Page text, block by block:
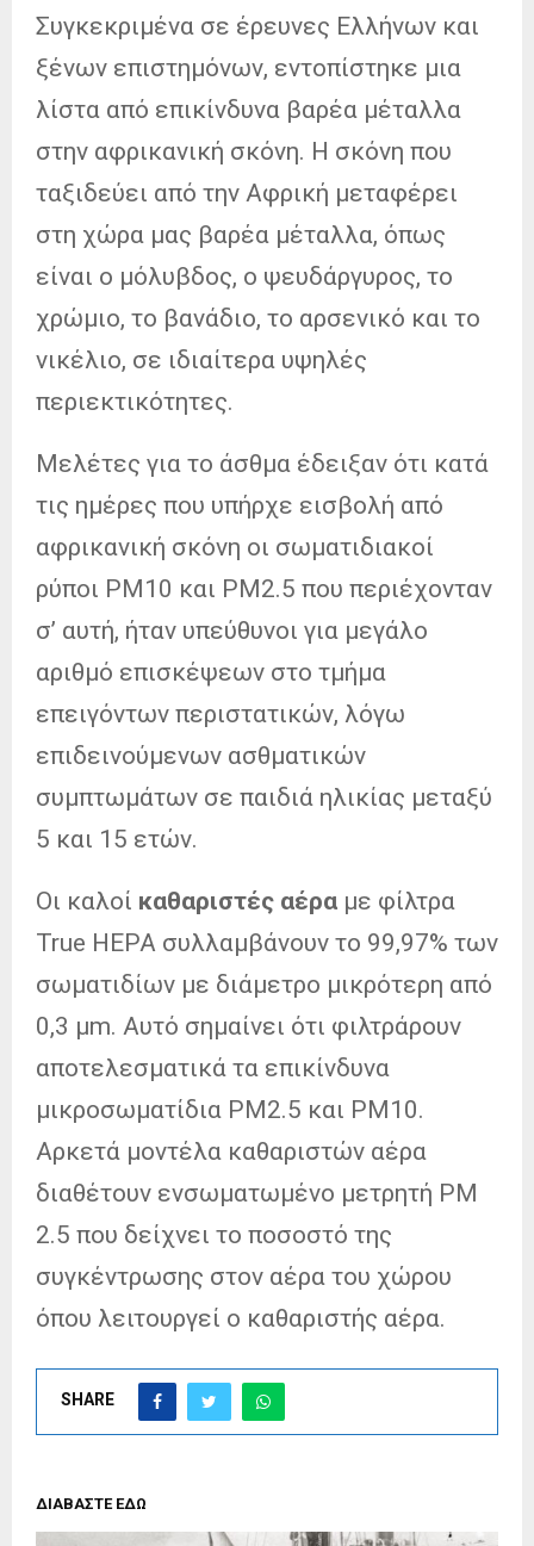
Συγκεκριμένα σε έρευνες Ελλήνων και
ξένων επιστημόνων, εντοπίστηκε μια
λίστα από επικίνδυνα βαρέα μέταλλα
στην αφρικανική σκόνη. Η σκόνη που
ταξιδεύει από την Αφρική μεταφέρει
στη χώρα μας βαρέα μέταλλα, όπως
είναι ο μόλυβδος, ο ψευδάργυρος, το
χρώμιο, το βανάδιο, το αρσενικό και το
νικέλιο, σε ιδιαίτερα υψηλές
περιεκτικότητες.
Μελέτες για το άσθμα έδειξαν ότι κατά
τις ημέρες που υπήρχε εισβολή από
αφρικανική σκόνη οι σωματιδιακοί
ρύποι PM10 και PM2.5 που περιέχονταν
σ’ αυτή, ήταν υπεύθυνοι για μεγάλο
αριθμό επισκέψεων στο τμήμα
επειγόντων περιστατικών, λόγω
επιδεινούμενων ασθματικών
συμπτωμάτων σε παιδιά ηλικίας μεταξύ
5 και 15 ετών.
Οι καλοί καθαριστές αέρα με φίλτρα
True HEPA συλλαμβάνουν το 99,97% των
σωματιδίων με διάμετρο μικρότερη από
0,3 μm. Αυτό σημαίνει ότι φιλτράρουν
αποτελεσματικά τα επικίνδυνα
μικροσωματίδια PM2.5 και PM10.
Αρκετά μοντέλα καθαριστών αέρα
διαθέτουν ενσωματωμένο μετρητή PM
2.5 που δείχνει το ποσοστό της
συγκέντρωσης στον αέρα του χώρου
όπου λειτουργεί ο καθαριστής αέρα.
SHARE
ΔΙΑΒΑΣΤΕ ΕΔΩ